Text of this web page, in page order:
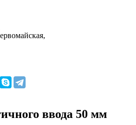
ввода 50 мм